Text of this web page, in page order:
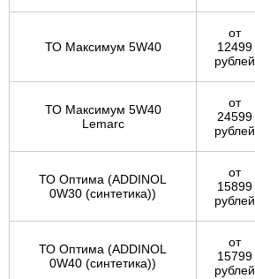
ТО Максимум 5W40
от
12499
рублей
ТО Максимум 5W40
Lemarc
от
24599
рублей
ТО Оптима (ADDINOL
0W30 (синтетика))
от
15899
рублей
ТО Оптима (ADDINOL
0W40 (синтетика))
от
15799
рублей